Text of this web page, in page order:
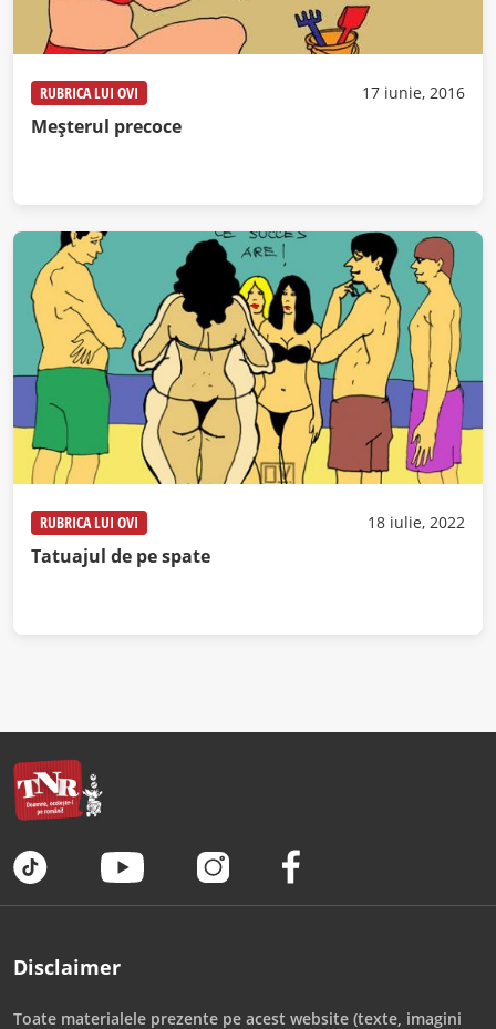
RUBRICA LUI OVI 17 iunie, 2016
Meșterul precoce
RUBRICA LUI OVI 18 iulie, 2022
Tatuajul de pe spate
Disclaimer
Toate materialele prezente pe acest website (texte, imagini